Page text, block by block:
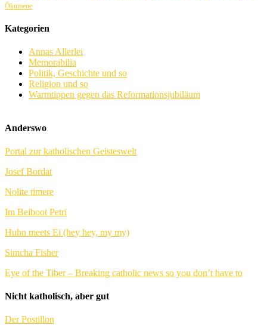
Ökumene
Kategorien
Annas Allerlei
Memorabilia
Politik, Geschichte und so
Religion und so
Warmtippen gegen das Reformationsjubiläum
Anderswo
Portal zur katholischen Geisteswelt
Josef Bordat
Nolite timere
Im Beiboot Petri
Huhn meets Ei (hey hey, my my)
Simcha Fisher
Eye of the Tiber – Breaking catholic news so you don’t have to
Nicht katholisch, aber gut
Der Postillon